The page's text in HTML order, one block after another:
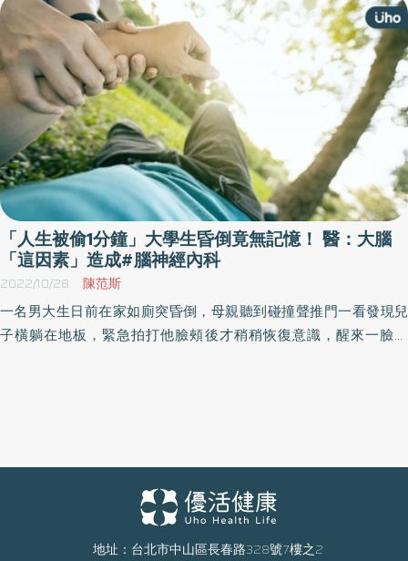
到兩眼幾乎張不開⋯⋯就醫檢查後診斷為「眼瞼痙攣症」。
「人生被偷1分鐘」大學生昏倒竟無記憶！ 醫：大腦
「這因素」造成#腦神經內科
2022/10/28 陳范斯
一名男大生日前在家如廁突昏倒，母親聽到碰撞聲推門一看發現兒
子橫躺在地板，緊急拍打他臉頰後才稍稍恢復意識，醒來一臉矇
地址：台北市中山區長春路328號7樓之2